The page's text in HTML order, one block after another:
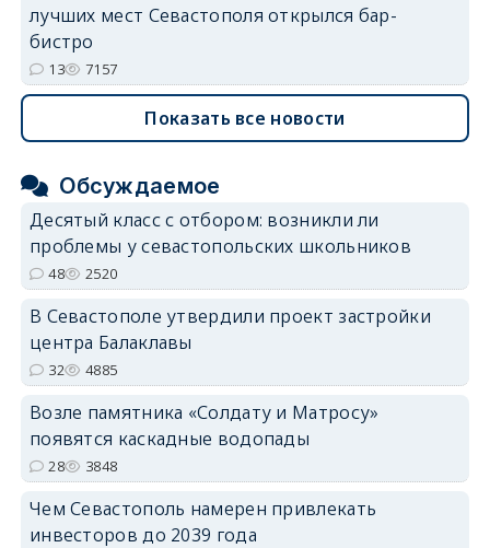
лучших мест Севастополя открылся бар-
бистро
13 7157
Показать все новости
Обсуждаемое
Десятый класс с отбором: возникли ли
проблемы у севастопольских школьников
48 2520
В Севастополе утвердили проект застройки
центра Балаклавы
32 4885
Возле памятника «Солдату и Матросу»
появятся каскадные водопады
28 3848
Чем Севастополь намерен привлекать
инвесторов до 2039 года